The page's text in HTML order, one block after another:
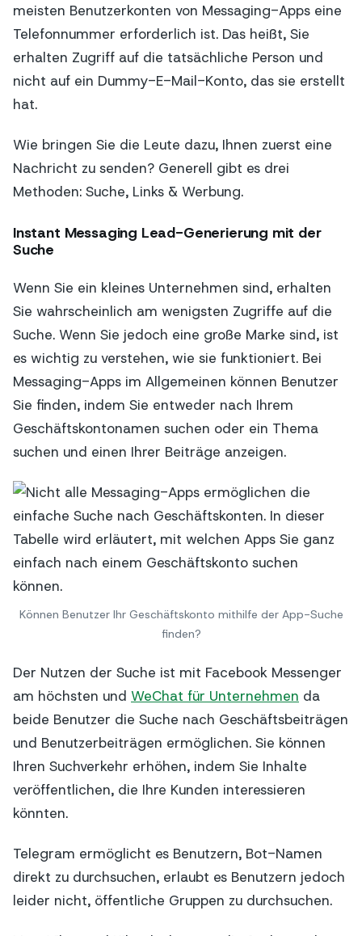
meisten Benutzerkonten von Messaging-Apps eine
Telefonnummer erforderlich ist. Das heißt, Sie
erhalten Zugriff auf die tatsächliche Person und
nicht auf ein Dummy-E-Mail-Konto, das sie erstellt
hat.
Wie bringen Sie die Leute dazu, Ihnen zuerst eine
Nachricht zu senden? Generell gibt es drei
Methoden: Suche, Links & Werbung.
Instant Messaging Lead-Generierung mit der
Suche
Wenn Sie ein kleines Unternehmen sind, erhalten
Sie wahrscheinlich am wenigsten Zugriffe auf die
Suche. Wenn Sie jedoch eine große Marke sind, ist
es wichtig zu verstehen, wie sie funktioniert. Bei
Messaging-Apps im Allgemeinen können Benutzer
Sie finden, indem Sie entweder nach Ihrem
Geschäftskontonamen suchen oder ein Thema
suchen und einen Ihrer Beiträge anzeigen.
Können Benutzer Ihr Geschäftskonto mithilfe der App-Suche
finden?
Der Nutzen der Suche ist mit Facebook Messenger
am höchsten und WeChat für Unternehmen da
beide Benutzer die Suche nach Geschäftsbeiträgen
und Benutzerbeiträgen ermöglichen. Sie können
Ihren Suchverkehr erhöhen, indem Sie Inhalte
veröffentlichen, die Ihre Kunden interessieren
könnten.
Telegram ermöglicht es Benutzern, Bot-Namen
direkt zu durchsuchen, erlaubt es Benutzern jedoch
leider nicht, öffentliche Gruppen zu durchsuchen.